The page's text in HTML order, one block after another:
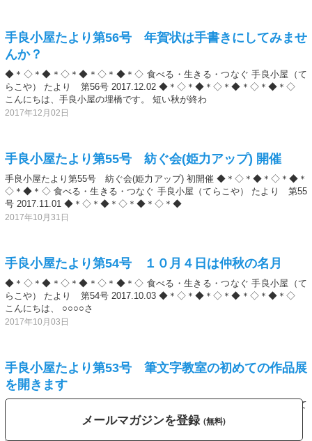
手良小屋たより第56号 年賀状は手書きにしてみませ
んか？
◆＊◇＊◆＊◇＊◆＊◇＊◆＊◇ 食べる・生きる・つなぐ 手良小屋（て
らこや） たより 第56号 2017.12.02 ◆＊◇＊◆＊◇＊◆＊◇＊◆＊◇
こんにちは、手良小屋の埋橋です。 短い秋が終わ
2017年12月02日
手良小屋たより第55号 紡ぐ会(姫力アップ) 開催
手良小屋たより第55号 紡ぐ会(姫力アップ) 初開催 ◆＊◇＊◆＊◇＊◆＊
◇＊◆＊◇ 食べる・生きる・つなぐ 手良小屋（てらこや） たより 第55
号 2017.11.01 ◆＊◇＊◆＊◇＊◆＊◇＊◆
2017年10月31日
手良小屋たより第54号 １０月４日は仲秋の名月
◆＊◇＊◆＊◇＊◆＊◇＊◆＊◇ 食べる・生きる・つなぐ 手良小屋（て
らこや） たより 第54号 2017.10.03 ◆＊◇＊◆＊◇＊◆＊◇＊◆＊◇
こんにちは、 ○○○○さ
2017年10月03日
手良小屋たより第53号 筆文字教室の初めての作品展
を開きます
◆＊◇＊◆＊◇＊◆＊◇＊◆＊◇ 食べる・生きる・つなぐ 手良小屋（て
らこや） たより 第52号 2017.09.02 ◆＊◇＊◆＊◇＊◆＊◇＊◆＊◇
メールマガジンを登録(無料)